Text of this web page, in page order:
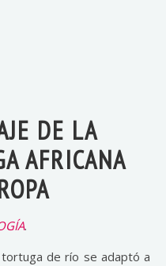
DE LA
AFRICANA
.
de río se adaptó a